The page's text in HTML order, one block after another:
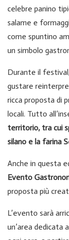
celebre panino
salame e
come spuntino
un simbolo
Durante il
gustare
ricca proposta di
locali. Tutto
territorio, tra cui
silano e la farina
Anche in questa
Evento
proposta più
L’evento sarà
un’area dedicata